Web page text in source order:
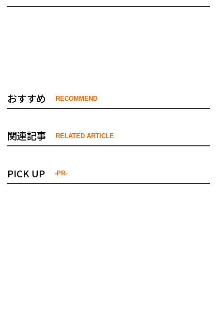
おすすめ RECOMMEND
関連記事 RELATED ARTICLE
PICK UP -PR-